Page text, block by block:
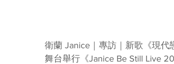
衛蘭 Janice｜專訪｜新歌《現代
舞台舉行《Janice Be Still Live